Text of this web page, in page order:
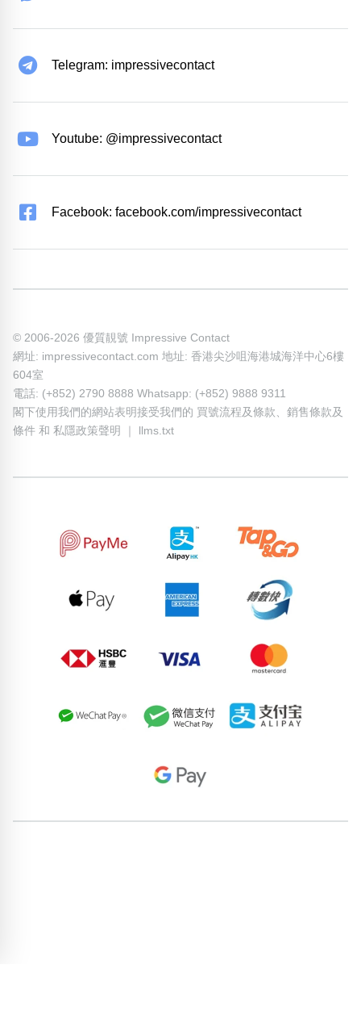
Telegram: impressivecontact
Youtube: @impressivecontact
Facebook: facebook.com/impressivecontact
© 2006-2026 優質靚號 Impressive Contact
網址: impressivecontact.com 地址: 香港尖沙咀海港城海洋中心6樓
604室
電話: (+852) 2790 8888 Whatsapp: (+852) 9888 9311
閣下使用我們的網站表明接受我們的 買號流程及條款、 銷售條款及
條件 和 私隱政策聲明 llms.txt